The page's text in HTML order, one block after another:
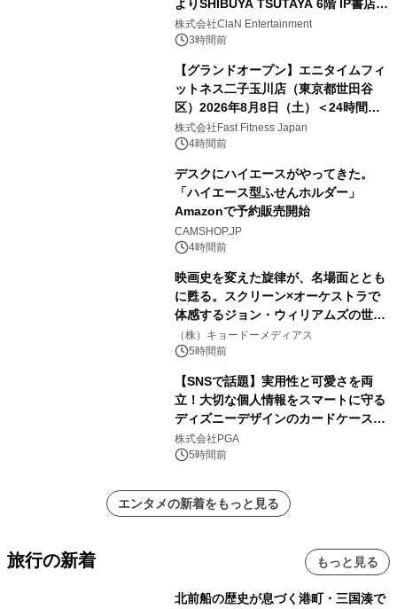
よりSHIBUYA TSUTAYA 6階 IP書店で
開催決定！！
株式会社ClaN Entertainment
3時間前
【グランドオープン】エニタイムフィ
ットネス二子玉川店（東京都世田谷
区）2026年8月8日（土）＜24時間年
中無休のフィットネスジム＞
株式会社Fast Fitness Japan
4時間前
デスクにハイエースがやってきた。
「ハイエース型ふせんホルダー」
Amazonで予約販売開始
CAMSHOP.JP
4時間前
映画史を変えた旋律が、名場面ととも
に甦る。スクリーン×オーケストラで
体感するジョン・ウィリアムズの世
界。ジョン・ウィリアムズ：シネマ・
スペクタキュラー・コンサート 開催決
定！
（株）キョードーメディアス
5時間前
【SNSで話題】実用性と可愛さを両
立！大切な個人情報をスマートに守る
ディズニーデザインのカードケースを
株式会社PGAが8月7日発売
株式会社PGA
5時間前
エンタメの新着をもっと見る
旅行の新着 もっと見る
北前船の歴史が息づく港町・三国湊で